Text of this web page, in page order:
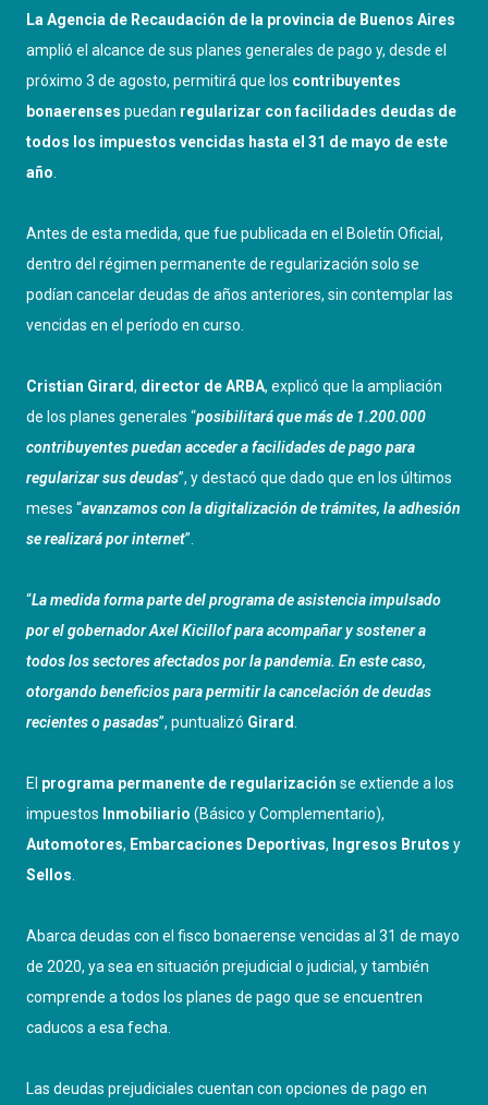
La Agencia de Recaudación de la provincia de Buenos Aires
amplió el alcance de sus planes generales de pago y, desde el
próximo 3 de agosto, permitirá que los contribuyentes
bonaerenses puedan regularizar con facilidades deudas de
todos los impuestos vencidas hasta el 31 de mayo de este
año
Antes de esta medida, que fue publicada en el Boletín Oficial,
dentro del régimen permanente de regularización solo se
podían cancelar deudas de años anteriores, sin contemplar las
vencidas en el período en curso.
Cristian Girard, director de ARBA, explicó que la ampliación
de los planes generales “posibilitará que más de 1.200.000
contribuyentes puedan acceder a facilidades de pago para
regularizar sus deudas”, y destacó que dado que en los últimos
meses “avanzamos con la digitalización de trámites, la adhesión
se realizará por internet”.
“La medida forma parte del programa de asistencia impulsado
por el gobernador Axel Kicillof para acompañar y sostener a
todos los sectores afectados por la pandemia. En este caso,
otorgando beneficios para permitir la cancelación de deudas
recientes o pasadas”, puntualizó Girard
El programa permanente de regularización se extiende a los
impuestos Inmobiliario (Básico y Complementario),
Automotores, Embarcaciones Deportivas, Ingresos Brutos y
Sellos
Abarca deudas con el fisco bonaerense vencidas al 31 de mayo
de 2020, ya sea en situación prejudicial o judicial, y también
comprende a todos los planes de pago que se encuentren
caducos a esa fecha.
Las deudas prejudiciales cuentan con opciones de pago en